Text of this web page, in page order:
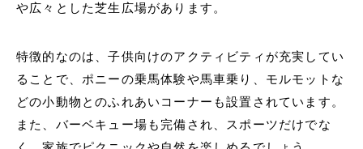
や広々とした芝生広場があります。
特徴的なのは、子供向けのアクティビティが充実してい
ることで、ポニーの乗馬体験や馬車乗り、モルモットな
どの小動物とのふれあいコーナーも設置されています。
また、バーベキュー場も完備され、スポーツだけでな